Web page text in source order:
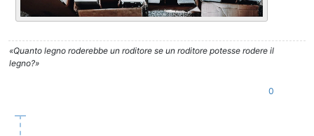
«Quanto legno roderebbe un roditore se un roditore potesse rodere il
legno?»
0